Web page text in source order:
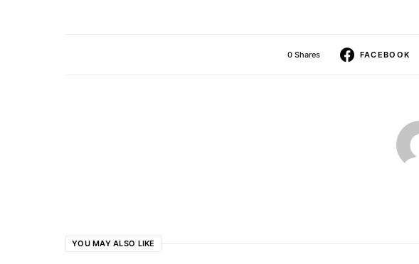
0 Shares FACEBOOK
YOU MAY ALSO LIKE